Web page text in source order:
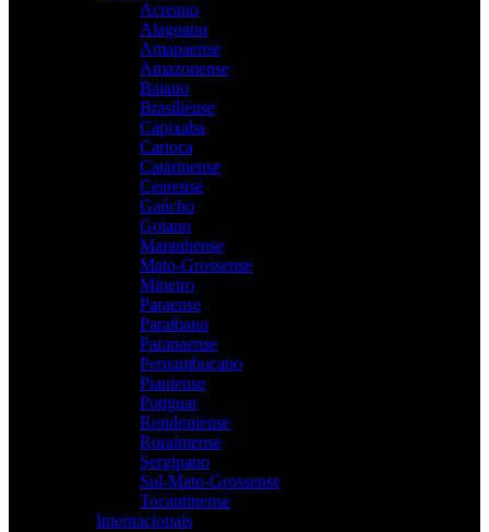
Acreano
Alagoano
Amapaense
Amazonense
Baiano
Brasiliense
Capixaba
Carioca
Catarinense
Cearense
Gaúcho
Goiano
Maranhense
Mato-Grossense
Mineiro
Paraense
Paraibano
Paranaense
Pernambucano
Piauiense
Potiguar
Rondoniense
Roraimense
Sergipano
Sul-Mato-Grossense
Tocantinense
Internacionais